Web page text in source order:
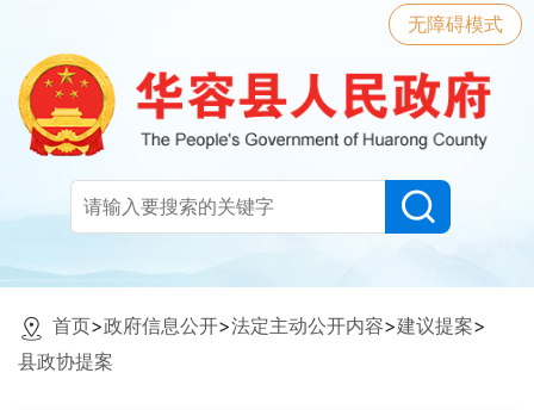
无障碍模式
首页>政府信息公开>法定主动公开内容>建议提案>
县政协提案